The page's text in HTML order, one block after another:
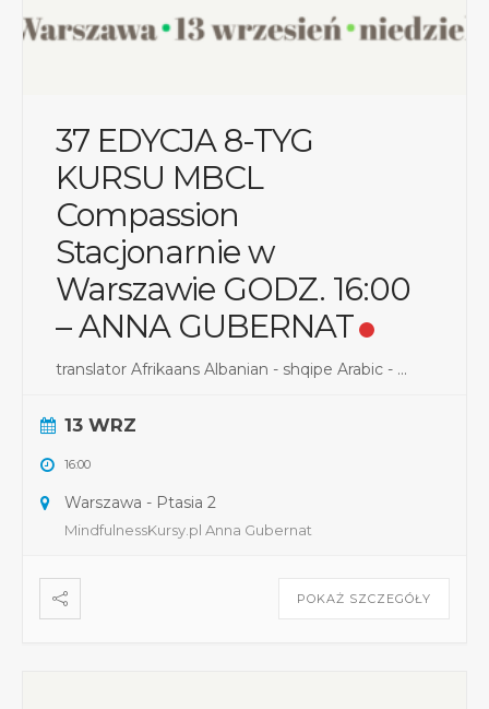
37 EDYCJA 8-TYG
KURSU MBCL
Compassion
Stacjonarnie w
Warszawie GODZ. 16:00
– ANNA GUBERNAT
translator Afrikaans Albanian - shqipe Arabic - ...
13 WRZ
16:00
Warszawa - Ptasia 2
MindfulnessKursy.pl Anna Gubernat
POKAŻ SZCZEGÓŁY